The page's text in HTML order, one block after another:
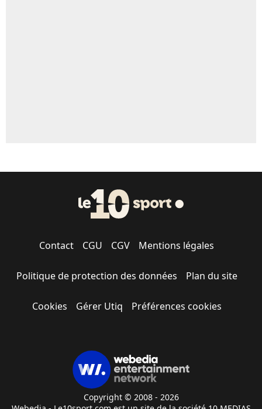
Contact CGU CGV Mentions légales
Politique de protection des données Plan du site
Cookies Gérer Utiq Préférences cookies
Copyright © 2008 - 2026